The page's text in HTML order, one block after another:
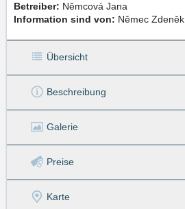
Betreiber: Němcová Jana
Information sind von: Němec Zdeněk
Übersicht
Beschreibung
Galerie
Preise
Karte